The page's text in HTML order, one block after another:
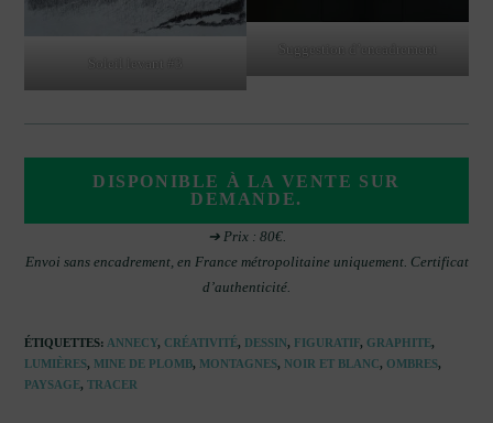
Soleil levant #3
Suggestion d’encadrement
DISPONIBLE À LA VENTE SUR
DEMANDE.
➔ Prix : 80€.
Envoi sans encadrement, en France métropolitaine uniquement. Certificat
d’authenticité.
ÉTIQUETTES: ANNECY, CRÉATIVITÉ, DESSIN, FIGURATIF, GRAPHITE,
LUMIÈRES, MINE DE PLOMB, MONTAGNES, NOIR ET BLANC, OMBRES,
PAYSAGE, TRACER